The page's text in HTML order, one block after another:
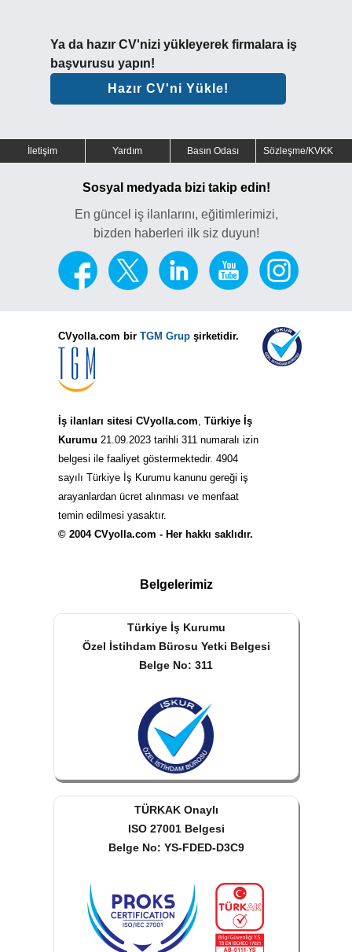
Ya da hazır CV'nizi yükleyerek firmalara iş
başvurusu yapın!
Hazır CV'ni Yükle!
İletişim Yardım Basın Odası Sözleşme/KVKK
Sosyal medyada bizi takip edin!
En güncel iş ilanlarını, eğitimlerimizi,
bizden haberleri ilk siz duyun!
CVyolla.com bir TGM Grup şirketidir.
İş ilanları sitesi CVyolla.com Türkiye İş
Kurumu 21.09.2023 tarihli 311 numaralı izin
belgesi ile faaliyet göstermektedir. 4904
sayılı Türkiye İş Kurumu kanunu gereği iş
arayanlardan ücret alınması ve menfaat
temin edilmesi yasaktır.
© 2004 CVyolla.com - Her hakkı saklıdır.
Belgelerimiz
Türkiye İş Kurumu
Özel İstihdam Bürosu Yetki Belgesi
Belge No: 311
TÜRKAK Onaylı
ISO 27001 Belgesi
Belge No: YS-FDED-D3C9